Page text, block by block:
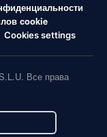
cookie
Cookies settings
Все права